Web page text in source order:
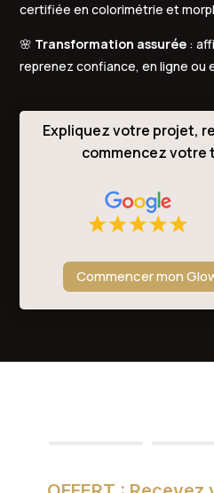
certifiée en colorimétrie et
🌸 Transformation assurée :
reprenez confiance, en ligne ou
Expliquez votre projet,
commencez
Commencer mon